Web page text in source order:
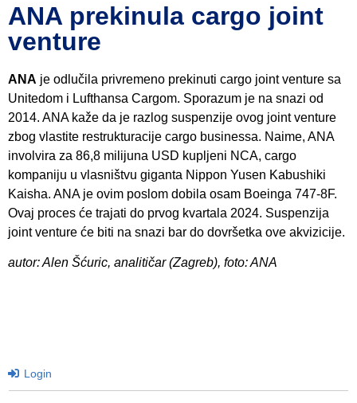
ANA prekinula cargo joint
venture
ANA je odlučila privremeno prekinuti cargo joint venture sa
Unitedom i Lufthansa Cargom. Sporazum je na snazi od
2014. ANA kaže da je razlog suspenzije ovog joint venture
zbog vlastite restrukturacije cargo businessa. Naime, ANA
involvira za 86,8 milijuna USD kupljeni NCA, cargo
kompaniju u vlasništvu giganta Nippon Yusen Kabushiki
Kaisha. ANA je ovim poslom dobila osam Boeinga 747-8F.
Ovaj proces će trajati do prvog kvartala 2024. Suspenzija
joint venture će biti na snazi bar do dovršetka ove akvizicije.
autor: Alen Šćuric, analitičar (Zagreb), foto: ANA
Login